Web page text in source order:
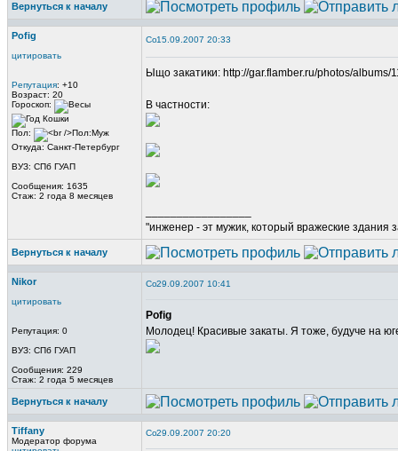
Вернуться к началу
Pofig
цитировать
Репутация: +10
Возраст: 20
Гороскоп:
Пол:
Откуда: Санкт-Петербург
ВУЗ: СПб ГУАП
Сообщения: 1635
Стаж: 2 года 8 месяцев
15.09.2007 20:33
Ыщо закатики: http://gar.flamber.ru/photos/albums/
В частности:
"инженер - эт мужик, который вражеские здания
Вернуться к началу
Nikor
цитировать
Репутация: 0
ВУЗ: СПб ГУАП
Сообщения: 229
Стаж: 2 года 5 месяцев
29.09.2007 10:41
Pofig
Молодец! Красивые закаты. Я тоже, будуче на
Вернуться к началу
Tiffany
Модератор форума
29.09.2007 20:20